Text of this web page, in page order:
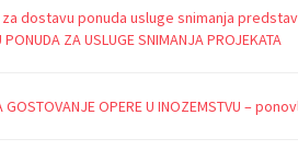
za dostavu ponuda usluge snimanja
ZA USLUGE SNIMANJA PROJEKATA
GOSTOVANJE OPERE U INOZEMSTVU –